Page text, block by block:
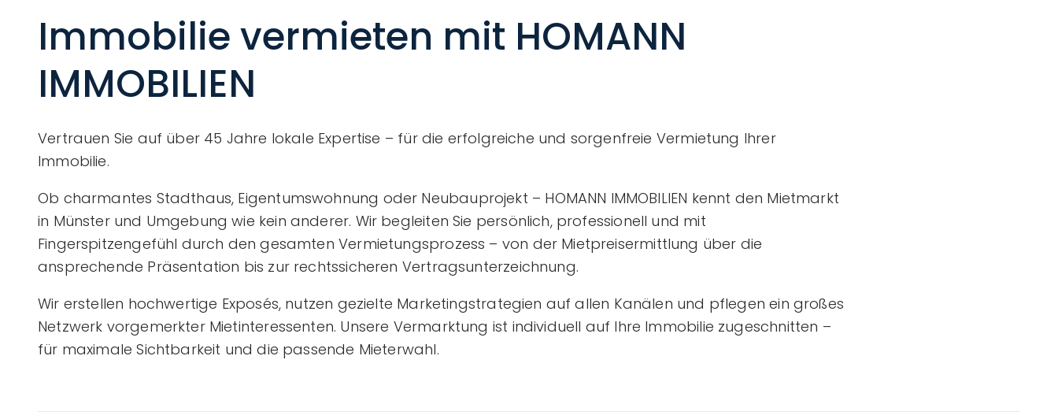
Immobilie vermieten mit HOMANN
IMMOBILIEN
Vertrauen Sie auf über 45 Jahre lokale Expertise – für die erfolgreiche und sorgenfreie Vermietung Ihrer
Immobilie.
Ob charmantes Stadthaus, Eigentumswohnung oder Neubauprojekt – HOMANN IMMOBILIEN kennt den Mietmarkt
in Münster und Umgebung wie kein anderer. Wir begleiten Sie persönlich, professionell und mit
Fingerspitzengefühl durch den gesamten Vermietungsprozess – von der Mietpreisermittlung über die
ansprechende Präsentation bis zur rechtssicheren Vertragsunterzeichnung.
Wir erstellen hochwertige Exposés, nutzen gezielte Marketingstrategien auf allen Kanälen und pflegen ein großes
Netzwerk vorgemerkter Mietinteressenten. Unsere Vermarktung ist individuell auf Ihre Immobilie zugeschnitten –
für maximale Sichtbarkeit und die passende Mieterwahl.